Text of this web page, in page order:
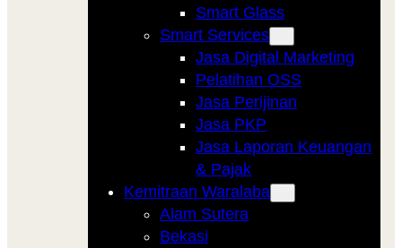
Smart Glass
Smart Services
Jasa Digital Marketing
Pelatihan OSS
Jasa Perijinan
Jasa PKP
Jasa Laporan Keuangan
& Pajak
Kemitraan Waralaba
Alam Sutera
Bekasi